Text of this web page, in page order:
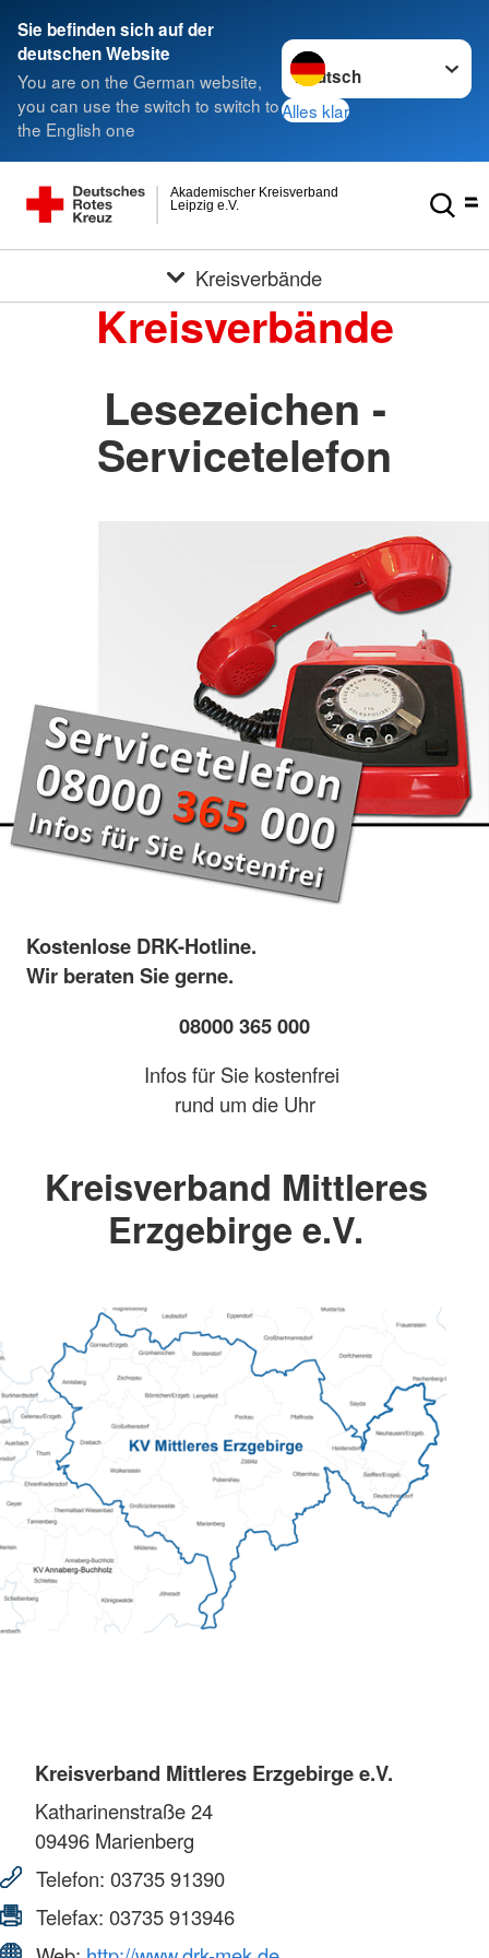
Sie befinden sich auf der
deutschen Website
You are on the German website,
you can use the switch to switch to
the English one
Sprache wechseln zu
Alles klar
Leipzig e.V.
Akademischer Kreisverband
Kreisverbände
Kreisverbände
Lesezeichen -
Servicetelefon
Kostenlose DRK-Hotline.
Wir beraten Sie gerne.
08000 365 000
Infos für Sie kostenfrei
rund um die Uhr
Kreisverband Mittleres
Erzgebirge e.V.
Kreisverband Mittleres Erzgebirge e.V.
Katharinenstraße 24
09496 Marienberg
Telefon: 03735 91390
Telefax: 03735 913946